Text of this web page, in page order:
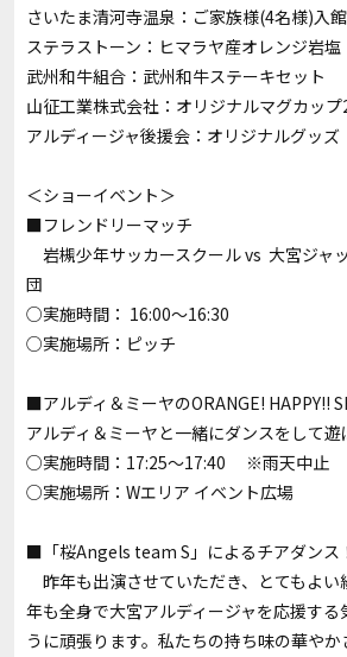
さいたま清河寺温泉：ご家族様(4名様)入
ステラストーン：ヒマラヤ産オレンジ岩塩
武州和牛組合：武州和牛ステーキセット
山征工業株式会社：オリジナルマグカップ
アルディージャ後援会：オリジナルグッズ
＜ショーイベント＞
■フレンドリーマッチ
岩槻少年サッカースクール vs 大宮ジャ
団
○実施時間： 16:00～16:30
○実施場所：ピッチ
■アルディ＆ミーヤのORANGE! HAPPY!!
アルディ＆ミーヤと一緒にダンスをして遊
○実施時間：17:25～17:40 ※雨天中止
○実施場所：Wエリア イベント広場
■「桜Angels team S」によるチアダンス
昨年も出演させていただき、とてもよい
年も全身で大宮アルディージャを応援する
うに頑張ります。私たちの持ち味の華や